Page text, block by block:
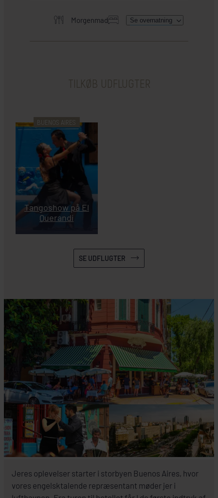
Morgenmad Se overnatning
Buenos Aires
Hotel Pulitzer Buenos Aires
SE HOTEL
TILKØB UDFLUGTER
SE UDFLUGTER
BUENOS AIRES
Tangoshow på El
Querandí
Jeres oplevelser starter i storbyen Buenos Aires, hvor
vores engelsktalende repræsentant møder jer i